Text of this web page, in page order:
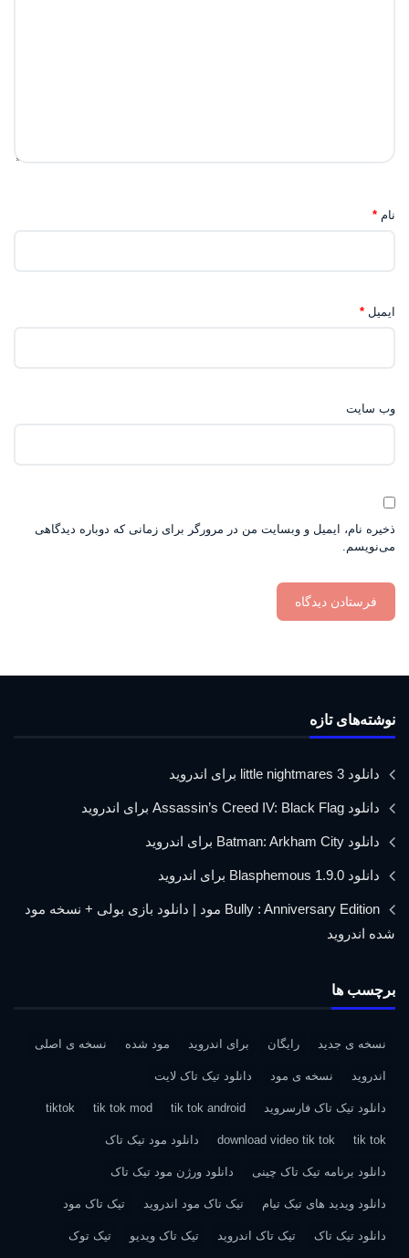
نام *
ایمیل *
وب‌ سایت
ذخیره نام، ایمیل و وبسایت من در مرورگر برای زمانی که دوباره دیدگاهی
می‌نویسم.
نوشته‌های تازه
دانلود little nightmares 3 برای اندروید
دانلود Assassin’s Creed IV: Black Flag برای اندروید
دانلود Batman: Arkham City برای اندروید
دانلود Blasphemous 1.9.0 برای اندروید
Bully : Anniversary Edition مود | دانلود بازی بولی + نسخه مود
شده اندروید
برچسب ها
نسخه ی جدید رایگان برای اندروید مود شده نسخه ی اصلی
اندروید نسخه ی مود دانلود تیک تاک لایت
دانلود تیک تاک فارسروید tik tok android
tik tok mod
tiktok
tik tok
download video tik tok دانلود مود تیک تاک
دانلود برنامه تیک تاک چینی دانلود ورژن مود تیک تاک
دانلود ویدید های تیک تیام تیک تاک مود اندروید تیک تاک مود
دانلود تیک تاک تیک تاک اندروید تیک تاک ویدیو تیک توک